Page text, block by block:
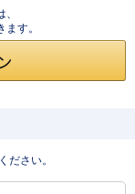
す。
ださい。